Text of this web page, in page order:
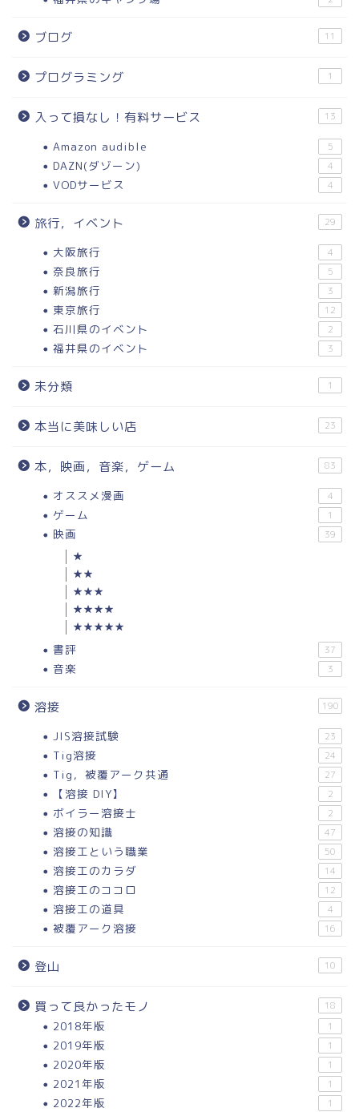
ブログ 11
プログラミング 1
入って損なし！有料サービス 13
Amazon audible 5
DAZN(ダゾーン) 4
VODサービス 4
旅行，イベント 29
大阪旅行 4
奈良旅行 5
新潟旅行 3
東京旅行 12
石川県のイベント 2
福井県のイベント 3
未分類 1
本当に美味しい店 23
本，映画，音楽，ゲーム 83
オススメ漫画 4
ゲーム 1
映画 39
★
★★
★★★
★★★★
★★★★★
書評 37
音楽 3
溶接 190
JIS溶接試験 23
Tig溶接 24
Tig，被覆アーク共通 27
【溶接 DIY】 2
ボイラー溶接士 2
溶接の知識 47
溶接工という職業 50
溶接工のカラダ 14
溶接工のココロ 12
溶接工の道具 4
被覆アーク溶接 16
登山 10
買って良かったモノ 18
2018年版 1
2019年版 1
2020年版 1
2021年版 1
2022年版 1